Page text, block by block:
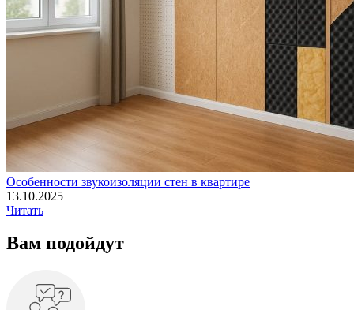
Особенности звукоизоляции стен в квартире
13.10.2025
Читать
Вам подойдут